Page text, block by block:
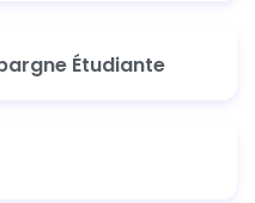
Étudiante